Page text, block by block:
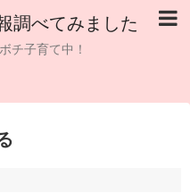
調べてみました
チ子育て中！